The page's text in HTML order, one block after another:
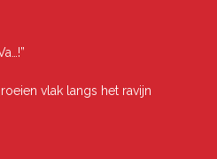
vlak langs het ravijn